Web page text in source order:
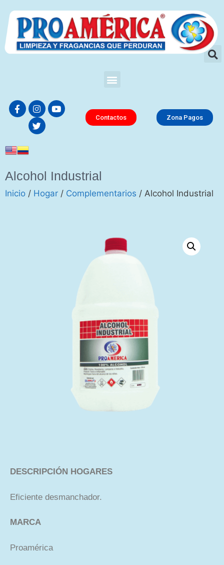
Contactos Zona Pagos
Alcohol Industrial
Inicio / Hogar / Complementarios / Alcohol Industrial
DESCRIPCIÓN HOGARES
Eficiente desmanchador.
MARCA
Proamérica